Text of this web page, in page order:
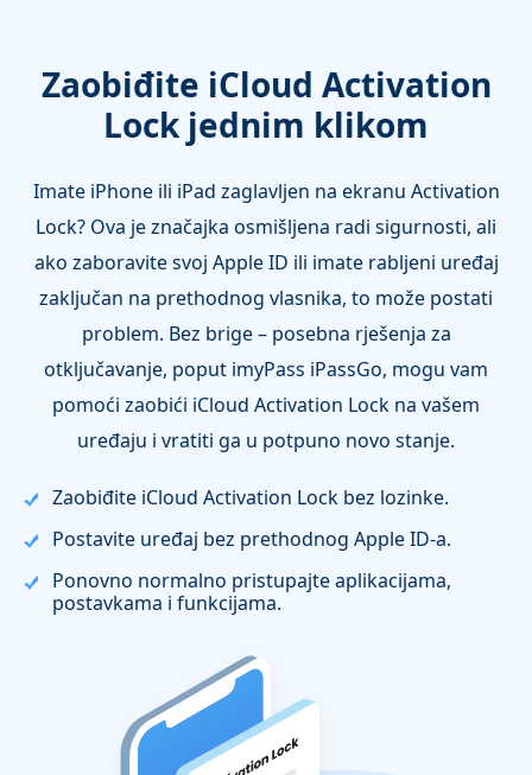
Zaobiđite iCloud Activation
Lock jednim klikom
Imate iPhone ili iPad zaglavljen na ekranu Activation
Lock? Ova je značajka osmišljena radi sigurnosti, ali
ako zaboravite svoj Apple ID ili imate rabljeni uređaj
zaključan na prethodnog vlasnika, to može postati
problem. Bez brige – posebna rješenja za
otključavanje, poput imyPass iPassGo, mogu vam
pomoći zaobići iCloud Activation Lock na vašem
uređaju i vratiti ga u potpuno novo stanje.
Zaobiđite iCloud Activation Lock bez lozinke.
Postavite uređaj bez prethodnog Apple ID‑a.
Ponovno normalno pristupajte aplikacijama,
postavkama i funkcijama.